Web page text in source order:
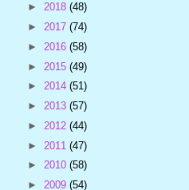
► 2018 (48)
► 2017 (74)
► 2016 (58)
► 2015 (49)
► 2014 (51)
► 2013 (57)
► 2012 (44)
► 2011 (47)
► 2010 (58)
► 2009 (54)